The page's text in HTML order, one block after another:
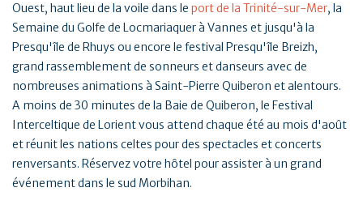
Ouest, haut lieu de la voile dans le port de la Trinité-sur-Mer, la
Semaine du Golfe de Locmariaquer à Vannes et jusqu'à la
Presqu'île de Rhuys ou encore le festival Presqu'île Breizh,
grand rassemblement de sonneurs et danseurs avec de
nombreuses animations à Saint-Pierre Quiberon et alentours.
A moins de 30 minutes de la Baie de Quiberon, le Festival
Interceltique de Lorient vous attend chaque été au mois d'août
et réunit les nations celtes pour des spectacles et concerts
renversants. Réservez votre hôtel pour assister à un grand
événement dans le sud Morbihan.